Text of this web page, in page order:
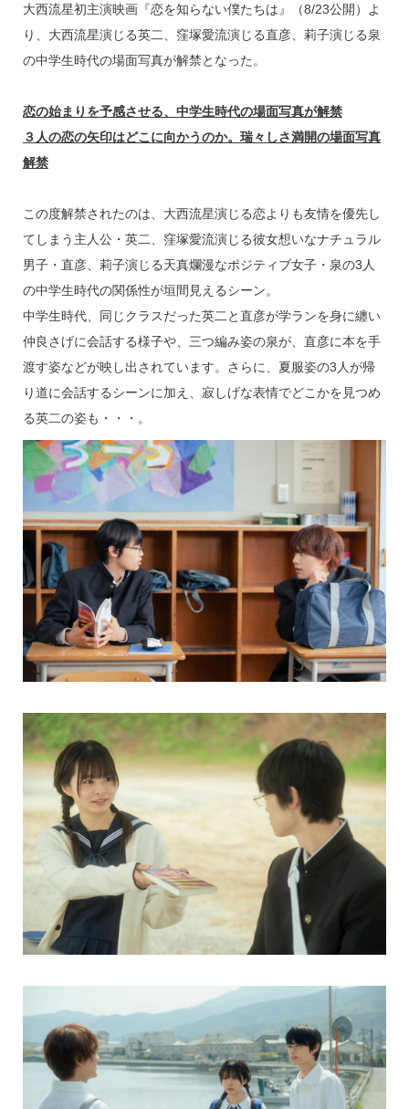
e
a
s
e
n
e
c
e
o
o
大西流星初主演映画『恋を知らない僕たちは』（8/23公開）よ
り、大西流星演じる英二、窪塚愛流演じる直彦、莉子演じる泉
の中学生時代の場面写真が解禁となった。
恋の始まりを予感させる、中学生時代の場面写真が解禁
３人の恋の矢印はどこに向かうのか。瑞々しさ満開の場面写真
解禁
この度解禁されたのは、大西流星演じる恋よりも友情を優先し
てしまう主人公・英二、窪塚愛流演じる彼女想いなナチュラル
男子・直彦、莉子演じる天真爛漫なポジティブ女子・泉の3人
の中学生時代の関係性が垣間見えるシーン。
中学生時代、同じクラスだった英二と直彦が学ランを身に纏い
仲良さげに会話する様子や、三つ編み姿の泉が、直彦に本を手
渡す姿などが映し出されています。さらに、夏服姿の3人が帰
り道に会話するシーンに加え、寂しげな表情でどこかを見つめ
る英二の姿も・・・。